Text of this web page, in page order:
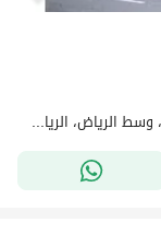
شارع عمر بن الخطاب الفرعي، حي الصناعية القديمة، وسط الرياض، الرياض